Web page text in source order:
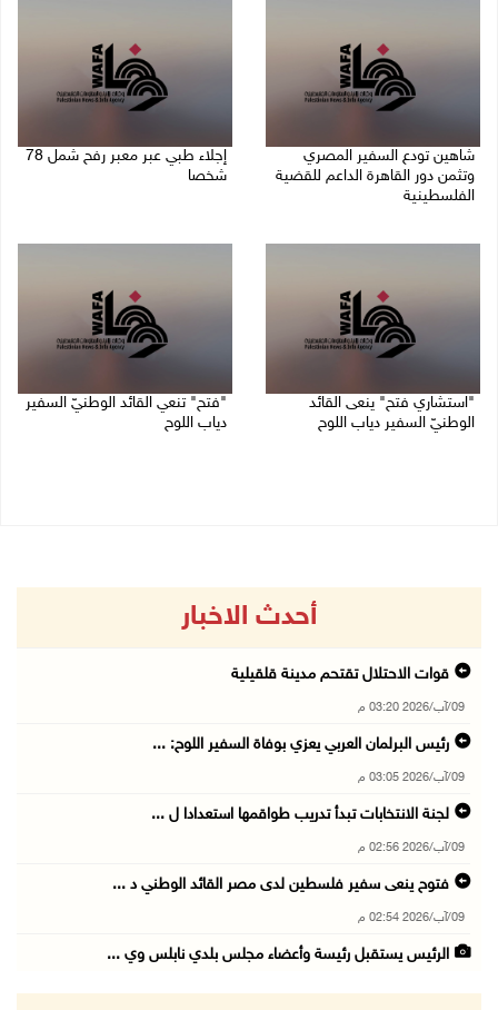
شاهين تودع السفير المصري
وتثمن دور القاهرة الداعم للقضية
الفلسطينية
إجلاء طبي عبر معبر رفح شمل 78
شخصا
"استشاري فتح" ينعى القائد
الوطنيّ السفير دياب اللوح
"فتح" تنعي القائد الوطنيّ السفير
دياب اللوح
أحدث الاخبار
قوات الاحتلال تقتحم مدينة قلقيلية
09/آب/2026 03:20 م
رئيس البرلمان العربي يعزي بوفاة السفير اللوح: ...
09/آب/2026 03:05 م
لجنة الانتخابات تبدأ تدريب طواقمها استعدادا ل ...
09/آب/2026 02:56 م
فتوح ينعى سفير فلسطين لدى مصر القائد الوطني د ...
09/آب/2026 02:54 م
الرئيس يستقبل رئيسة وأعضاء مجلس بلدي نابلس وي ...